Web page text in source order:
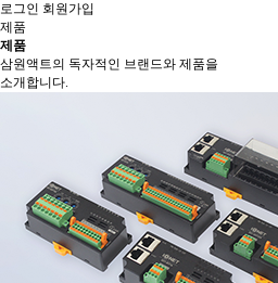
로그인 회원가입
제품
제품
삼원액트의 독자적인 브랜드와 제품을
소개합니다.